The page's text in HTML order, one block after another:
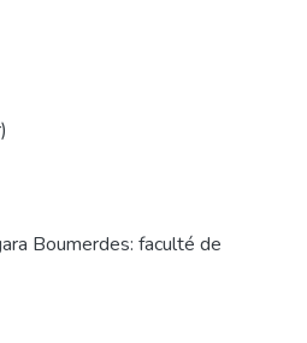
Boumerdes: faculté de